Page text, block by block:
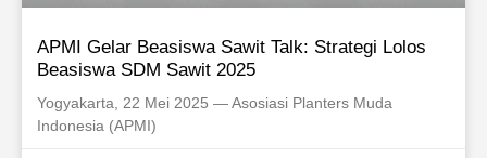
APMI Gelar Beasiswa Sawit Talk: Strategi Lolos
Beasiswa SDM Sawit 2025
Yogyakarta, 22 Mei 2025 — Asosiasi Planters Muda
Indonesia (APMI)